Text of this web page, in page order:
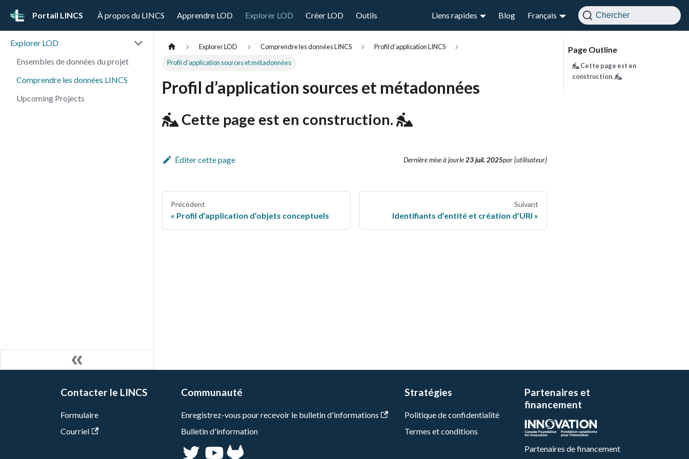
Portail LINCS À propos du LINCS Apprendre LOD Explorer LOD Créer LOD Outils Liens rapides Blog Français Chercher
Explorer LOD
Ensembles de données du projet
Comprendre les données LINCS
Upcoming Projects
Explorer LOD Comprendre les données LINCS
Profil d’application LINCS
Profil d’application sources et métadonnées
Profil d’application sources et métadonnées
Cette page est en construction.
Éditer cette page Dernière mise à jourle23 juil. 2025par {utilisateur}
Précédent
Profil d’application d’objets conceptuels
Suivant
Identifiants d’entité et création d’URI
Cette page est en
construction.
Contacter le LINCS
Formulaire
Courriel
Communauté
Enregistrez-vous pour recevoir le bulletin d'informations
Bulletin d'information
Stratégies
Politique de confidentialité
Termes et conditions
Partenaires et
financement
Partenaires de financement